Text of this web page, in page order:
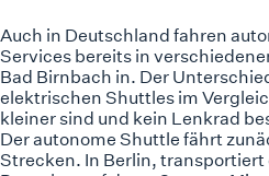
Auch in Deutschland fahren
Services bereits in
Bad Birnbach in. Der
elektrischen Shuttles im
kleiner sind und kein Lenkrad
Der autonome Shuttle fährt
Strecken. In Berlin, transportiert